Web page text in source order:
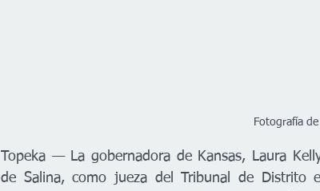
Fotografía
Topeka — La gobernadora de Kansas, Laura
de Salina, como jueza del Tribunal de Distrito